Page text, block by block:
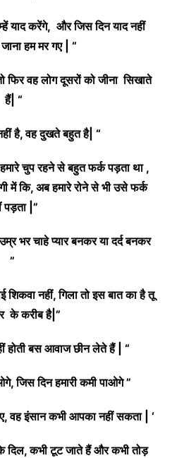
याद करेंगे, और जिस दिन याद नहीं
हम मर गए | “
फिर वह लोग दूसरों को जीना सिखाते
हैं| “
है, वह दुखते बहुत है| “
हमारे चुप रहने से बहुत फर्क पड़ता था ,
में कि, अब हमारे रोने से भी उसे फर्क
पड़ता |”
भर चाहे प्यार बनकर या दर्द बनकर
”
नहीं, गिला तो इस बात का है तू
के करीब है|”
होती बस आवाज छीन लेते हैं | “
जिस दिन हमारी कमी पाओगे ”
वह इंसान कभी आपका नहीं सकता | ‘
दिल, कभी टूट जाते हैं और कभी तोड़